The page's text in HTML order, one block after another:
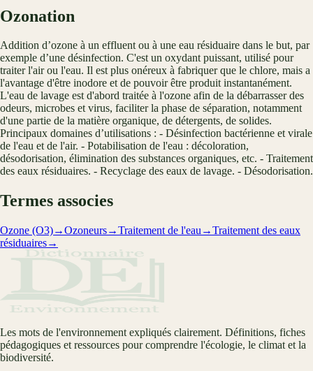
Ozonation
Addition d’ozone à un effluent ou à une eau résiduaire dans le but, par
exemple d’une désinfection. C'est un oxydant puissant, utilisé pour
traiter l'air ou l'eau. Il est plus onéreux à fabriquer que le chlore, mais a
l'avantage d'être inodore et de pouvoir être produit instantanément.
L'eau de lavage est d'abord traitée à l'ozone afin de la débarrasser des
odeurs, microbes et virus, faciliter la phase de séparation, notamment
d'une partie de la matière organique, de détergents, de solides.
Principaux domaines d’utilisations : - Désinfection bactérienne et virale
de l'eau et de l'air. - Potabilisation de l'eau : décoloration,
désodorisation, élimination des substances organiques, etc. - Traitement
des eaux résiduaires. - Recyclage des eaux de lavage. - Désodorisation.
Termes associes
Ozone (O3)→Ozoneurs→Traitement de l'eau →Traitement des eaux
résiduaires→
Les mots de l'environnement expliqués clairement. Définitions, fiches
pédagogiques et ressources pour comprendre l'écologie, le climat et la
biodiversité.